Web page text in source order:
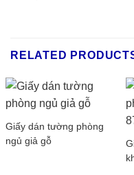
RELATED
Giấy dán tường phòng
ngủ giả gỗ